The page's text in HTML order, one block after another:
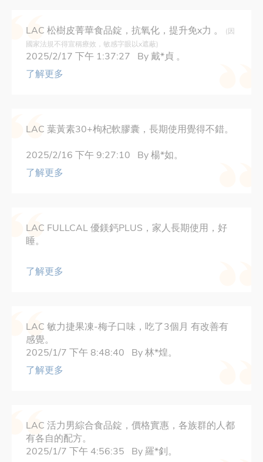
LAC 松樹皮菁華食品錠，抗氧化，提升免x力 。
(因
國家法規不得宣稱療效，敏感字眼以x遮蔽)
2025/2/17 下午 1:37:27 By 戴*貞 。
了解更多
LAC 葉黃素30+枸杞軟膠囊，長期使用覺得不錯。
2025/2/16 下午 9:27:10 By 楊*如。
了解更多
LAC FULLCAL 優鎂鈣PLUS，家人長期使用，好
睡。
了解更多
LAC 敏力捷果凍-梅子口味，吃了3個月 有改善有
感覺。
2025/1/7 下午 8:48:40 By 林*煌。
了解更多
LAC 活力男綜合食品錠，價格實惠，各族群的人都
有各自的配方。
2025/1/7 下午 4:56:35 By 羅*釗。